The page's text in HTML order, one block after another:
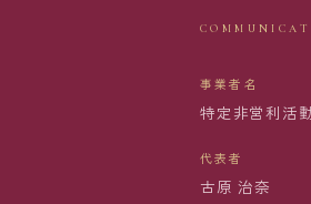
事業者名
特定非営利活
代表者
古原 治奈